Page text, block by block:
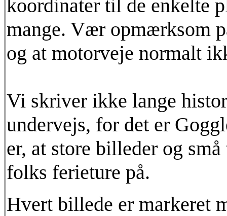
koordinater til de enkelte
mange. Vær opmærksom
og at motorveje normalt
Vi skriver ikke lange
undervejs, for det er
er, at store billeder og
folks ferieture på.
Hvert billede er markeret